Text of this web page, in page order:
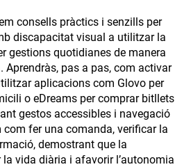
consells pràctics i senzills per
discapacitat visual a utilitzar la
gestions quotidianes de manera
Aprendràs, pas a pas, com activar
aplicacions com Glovo per
o eDreams per comprar bitllets
gestos accessibles i navegació
fer una comanda, verificar la
demostrant que la
vida diària i afavorir l’autonomia